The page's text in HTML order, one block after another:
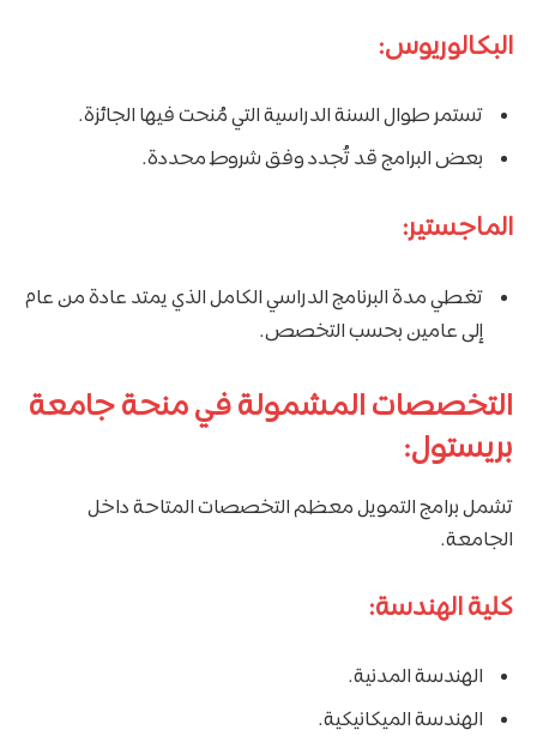
البكالوريوس:
تستمر طوال السنة الدراسية التي مُنحت فيها الجائزة.
بعض البرامج قد تُجدد وفق شروط محددة.
الماجستير:
تغطي مدة البرنامج الدراسي الكامل الذي يمتد عادة من عام
إلى عامين بحسب التخصص.
التخصصات المشمولة في منحة جامعة
بريستول:
تشمل برامج التمويل معظم التخصصات المتاحة داخل
الجامعة.
كلية الهندسة:
الهندسة المدنية.
الهندسة الميكانيكية.